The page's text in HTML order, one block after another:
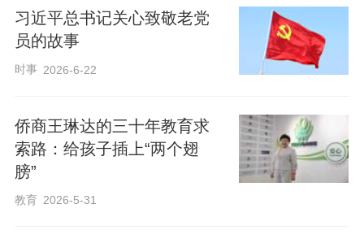
习近平总书记关心致敬老党
员的故事
时事 2026-6-22
侨商王琳达的三十年教育求
索路：给孩子插上“两个翅
膀”
教育 2026-5-31